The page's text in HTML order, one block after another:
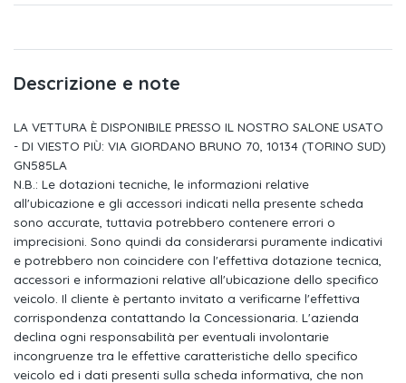
Sistema di ausilio al parcheggio posteriore
Gusci specchietti retrovisivi esterni in colore carrozzeria
Modanature nere ai finestrini
Specchietto retrovisivo interno schermabile manualmente
Servosterzo progressivo
Volante sportivo multifunzionale in pelle a 3 razze
Climatizzatore automatico comfort a 2 zone
Vetri atermici
Kit riparazione pneumatico
Descrizione e note
LA VETTURA È DISPONIBILE PRESSO IL NOSTRO SALONE USATO
- DI VIESTO PIÙ: VIA GIORDANO BRUNO 70, 10134 (TORINO SUD)
GN585LA
N.B.: Le dotazioni tecniche, le informazioni relative
all'ubicazione e gli accessori indicati nella presente scheda
sono accurate, tuttavia potrebbero contenere errori o
imprecisioni. Sono quindi da considerarsi puramente indicativi
e potrebbero non coincidere con l'effettiva dotazione tecnica,
accessori e informazioni relative all'ubicazione dello specifico
veicolo. Il cliente è pertanto invitato a verificarne l'effettiva
corrispondenza contattando la Concessionaria. L'azienda
declina ogni responsabilità per eventuali involontarie
incongruenze tra le effettive caratteristiche dello specifico
veicolo ed i dati presenti sulla scheda informativa, che non